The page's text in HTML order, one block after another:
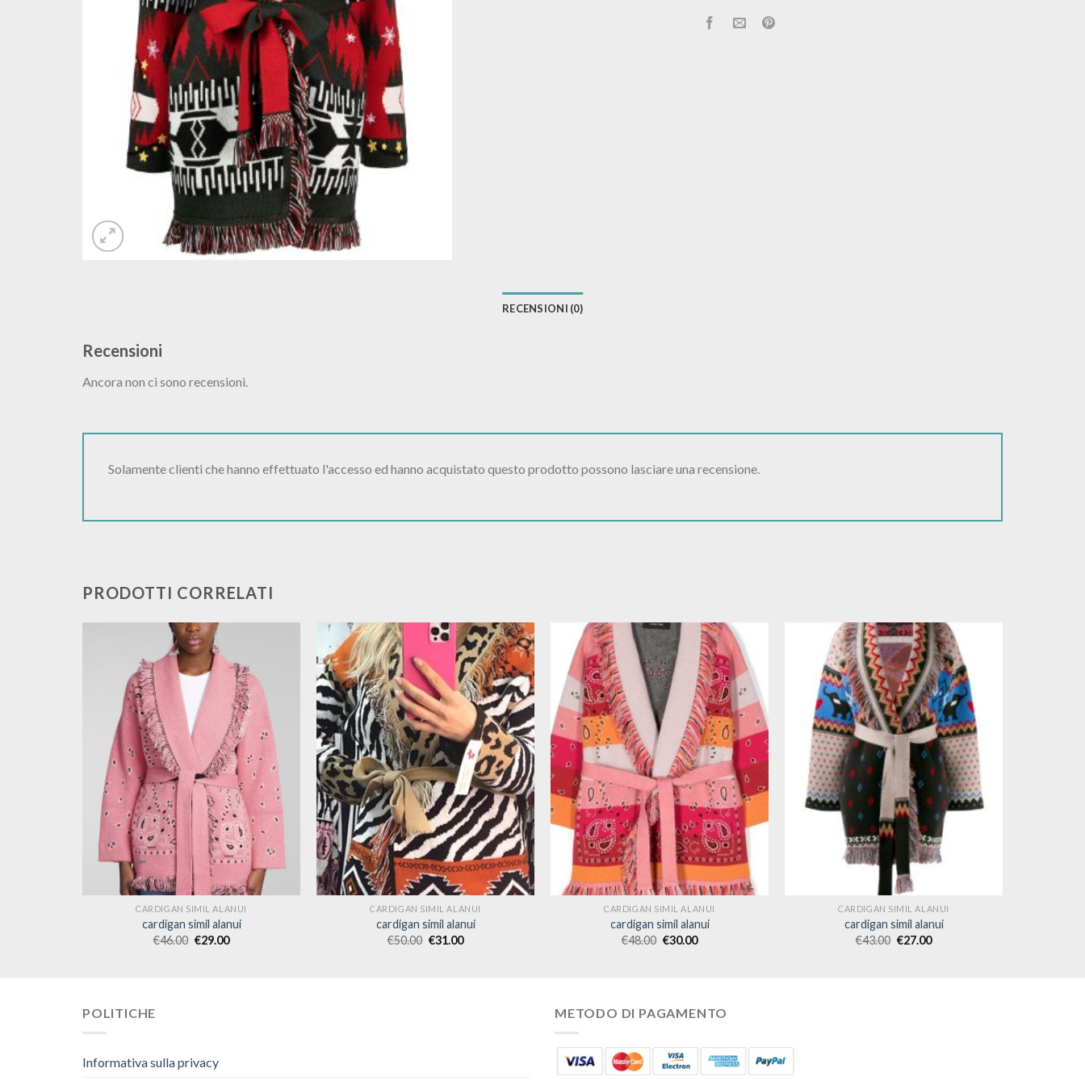
RECENSIONI (0)
Recensioni
Ancora non ci sono recensioni.
Solamente clienti che hanno effettuato l'accesso ed hanno acquistato questo prodotto possono lasciare una recensione.
PRODOTTI CORRELATI
CARDIGAN SIMIL ALANUI
cardigan simil alanui
€46.00 €29.00
CARDIGAN SIMIL ALANUI
cardigan simil alanui
€50.00 €31.00
CARDIGAN SIMIL ALANUI
cardigan simil alanui
€48.00 €30.00
CARDIGAN SIMIL ALANUI
cardigan simil alanui
€43.00 €27.00
POLITICHE
Informativa sulla privacy
METODO DI PAGAMENTO